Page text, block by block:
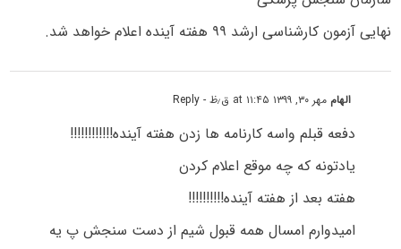
نهایی آزمون کارشناسی ارشد ۹۹ هفته آینده اعلام خواهد شد.
الهام مهر ۳۰, ۱۳۹۹ at ۱۱:۴۵ ق٫ظ - Reply
دفعه قبلم واسه کارنامه ها زدن هفته آینده!!!!!!!!!!!!
یادتونه که چه موقع اعلام کردن
هفته بعد از هفته آینده!!!!!!!!!!
امیدوارم امسال همه قبول شیم از دست سنجش پ یه